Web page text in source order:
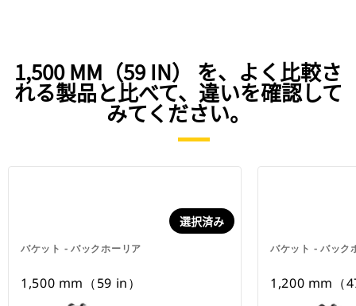
1,500 MM（59 IN） を、よく比較さ
れる製品と比べて、違いを確認して
みてください。
バケット - バックホーリア
選択済み
1,500 mm（59 in）
バケット - バック
1,200 mm（